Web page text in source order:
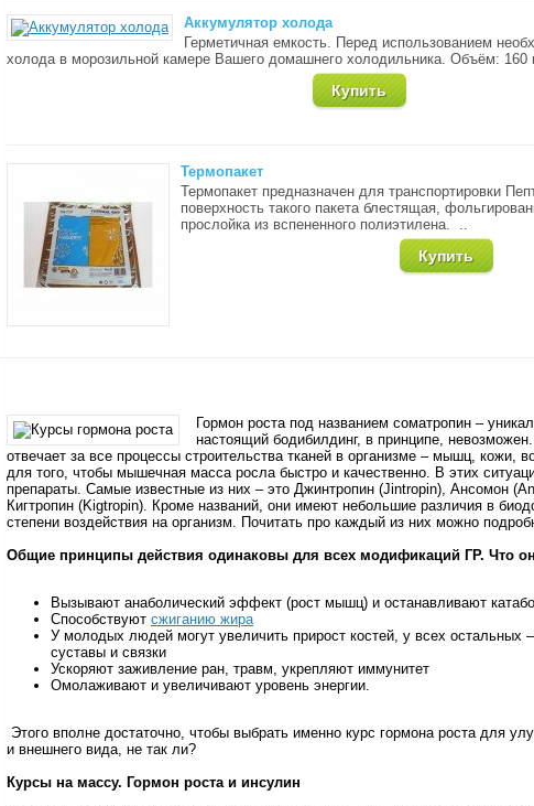
Аккумулятор холода
Герметичная емкость. Перед использованием
холода в морозильной камере Вашего домашнего холодильника. Объём:
Термопакет
Термопакет предназначен для транспортировки
поверхность такого пакета блестящая,
прослойка из вспененного полиэтилена. ..
Гормон роста под названием соматропин –
настоящий бодибилдинг, в принципе,
отвечает за все процессы строительства тканей в организме – мышц, кожи,
для того, чтобы мышечная масса росла быстро и качественно. В этих
препараты. Самые известные из них – это Джинтропин (Jintropin), Ансомон
Кигтропин (Kigtropin). Кроме названий, они имеют небольшие различия в
степени воздействия на организм. Почитать про каждый из них можно
Общие принципы действия одинаковы для всех модификаций ГР. Что
Вызывают анаболический эффект (рост мышц) и останавливают
Способствуют сжиганию жира
У молодых людей могут увеличить прирост костей, у всех остальных
суставы и связки
Ускоряют заживление ран, травм, укрепляют иммунитет
Омолаживают и увеличивают уровень энергии.
Этого вполне достаточно, чтобы выбрать именно курс гормона роста для
и внешнего вида, не так ли?
Курсы на массу. Гормон роста и инсулин